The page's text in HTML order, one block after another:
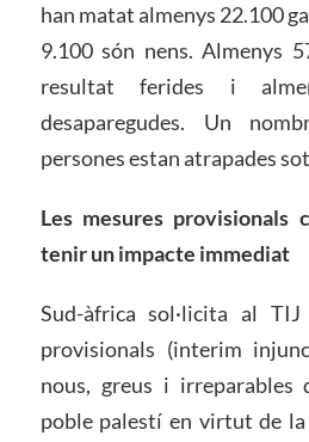
han matat almenys 22.100
9.100 són nens. Almenys
resultat ferides i
desaparegudes. Un
persones estan atrapades
Les mesures provisionals
tenir un impacte immediat
Sud-àfrica sol·licita al
provisionals (interim
nous, greus i irreparables
poble palestí en virtut de la